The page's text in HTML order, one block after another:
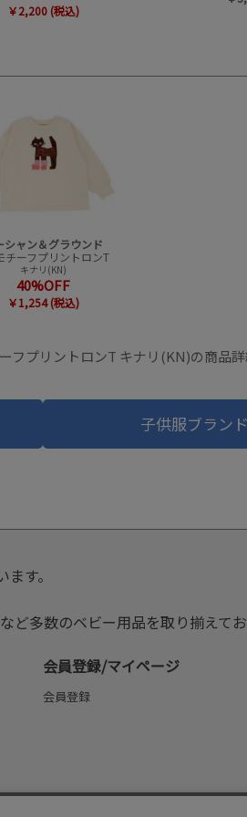
￥2,200 (税込)
シャン＆グラウンド
チーフプリントロンT
キナリ(KN)
40%OFF
￥1,254 (税込)
フプリントロンT キナリ(KN)の商品
子供服ブラン
す。
多数のベビー用品を取り揃えてお
会員登録/マイページ
会員登録